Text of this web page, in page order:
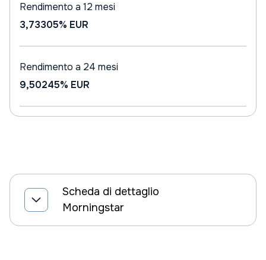
Rendimento a 12 mesi
3,73305% EUR
Rendimento a 24 mesi
9,50245% EUR
Scheda di dettaglio
Morningstar